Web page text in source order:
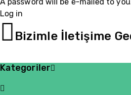
Log in
Bizimle İletişime
Kategoriler